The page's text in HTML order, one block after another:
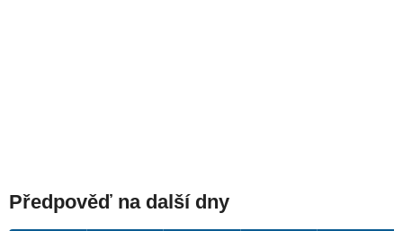
Předpověď na další dny